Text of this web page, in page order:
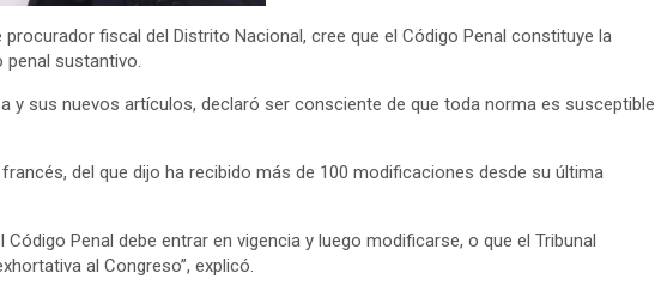
fiscal del Distrito Nacional, cree que el Código Penal constituye la
sustantivo.
y sus nuevos artículos, declaró ser consciente de que toda norma es susceptible
del que dijo ha recibido más de 100 modificaciones desde su última
Penal debe entrar en vigencia y luego modificarse, o que el Tribunal
al Congreso”, explicó.